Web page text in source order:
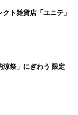
ト雑貨店「ユニテ」
祭」にぎわう 限定